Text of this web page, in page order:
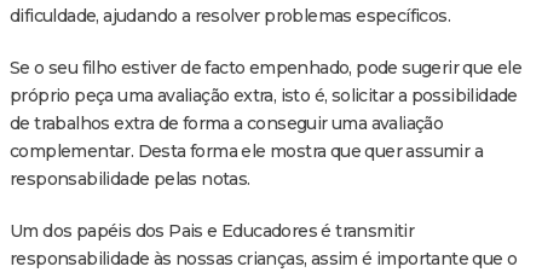
dificuldade, ajudando a resolver problemas específicos.
Se o seu filho estiver de facto empenhado, pode sugerir que ele
próprio peça uma avaliação extra, isto é, solicitar a possibilidade
de trabalhos extra de forma a conseguir uma avaliação
complementar. Desta forma ele mostra que quer assumir a
responsabilidade pelas notas.
Um dos papéis dos Pais e Educadores é transmitir
responsabilidade às nossas crianças, assim é importante que o